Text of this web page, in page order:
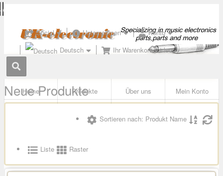
Social Unternehmen
Konto
Deutsch
Ihr Warenkorb ist leer
Home Produkte Über uns Mein Konto
Neue Produkte
Sortieren nach: Produkt Name
Liste Raster